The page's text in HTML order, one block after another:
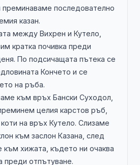
последователно
казан.
между Вихрен и Кутело,
кратка почивка преди
По подсичащата пътека се
Кончето и се
на ръба.
към връх Бански Суходол,
целия карстов ръб,
коти на връх Кутело. Слизаме
към заслон Казана, след
хижата, където ни очаква
преди отпътуване.